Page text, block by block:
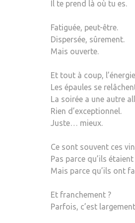
Il te prend là où tu es.
Fatiguée, peut-être.
Dispersée, sûrement.
Mais ouverte.
Et tout à coup,
Les épaules se
La soirée a une autre
Rien d’exceptionnel.
Juste… mieux.
Ce sont souvent ces
Pas parce qu’ils
Mais parce qu’ils ont
Et franchement ?
Parfois, c’est